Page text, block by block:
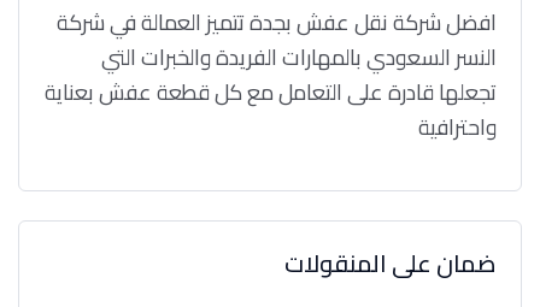
افضل شركة نقل عفش بجدة تتميز العمالة في شركة
النسر السعودي بالمهارات الفريدة والخبرات التي
تجعلها قادرة على التعامل مع كل قطعة عفش بعناية
واحترافية
ضمان على المنقولات